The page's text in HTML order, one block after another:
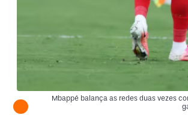
Mbappé balança as redes duas vezes